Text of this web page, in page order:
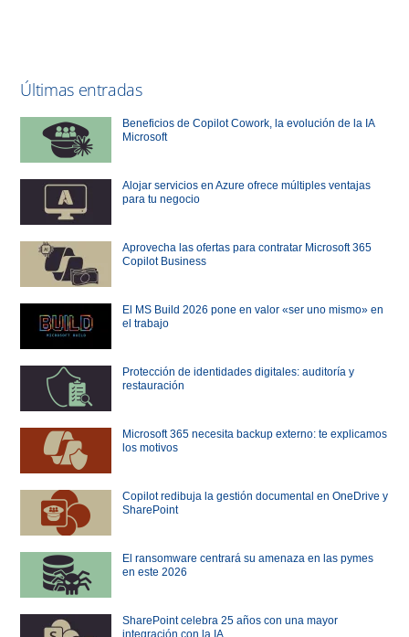
Últimas entradas
Beneficios de Copilot Cowork, la evolución de la IA
Microsoft
Alojar servicios en Azure ofrece múltiples ventajas
para tu negocio
Aprovecha las ofertas para contratar Microsoft 365
Copilot Business
El MS Build 2026 pone en valor «ser uno mismo» en
el trabajo
Protección de identidades digitales: auditoría y
restauración
Microsoft 365 necesita backup externo: te explicamos
los motivos
Copilot redibuja la gestión documental en OneDrive y
SharePoint
El ransomware centrará su amenaza en las pymes
en este 2026
SharePoint celebra 25 años con una mayor
integración con la IA